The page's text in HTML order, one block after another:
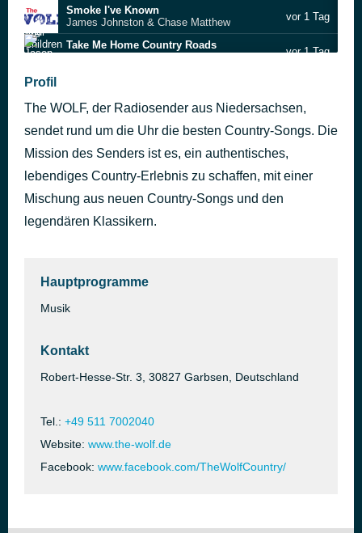
Smoke I've Known
James Johnston & Chase Matthew
vor 1 Tag
Take Me Home Country Roads
vor 1 Tag
The Middle
Kaitlin Butts feat. Vince Gill
Footloose
Blake Shelton
vor 1 Tag
Ruby, Don’t Take Your Love to Town
The Killers
Profil
The WOLF, der Radiosender aus Niedersachsen,
sendet rund um die Uhr die besten Country-Songs. Die
Mission des Senders ist es, ein authentisches,
lebendiges Country-Erlebnis zu schaffen, mit einer
Mischung aus neuen Country-Songs und den
legendären Klassikern.
Hauptprogramme
Musik
Kontakt
Robert-Hesse-Str. 3, 30827 Garbsen, Deutschland
Tel.: +49 511 7002040
Website: www.the-wolf.de
Facebook: www.facebook.com/TheWolfCountry/